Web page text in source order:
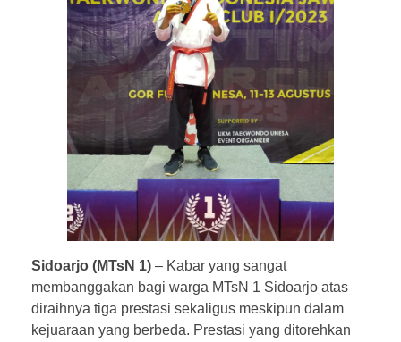
Sidoarjo (MTsN 1) – Kabar yang sangat
membanggakan bagi warga MTsN 1 Sidoarjo atas
diraihnya tiga prestasi sekaligus meskipun dalam
kejuaraan yang berbeda. Prestasi yang ditorehkan